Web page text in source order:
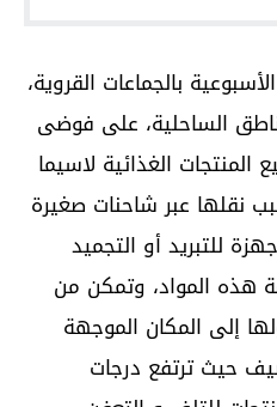
بالجماعات القروية،
الساحلية، على فوضى
الغذائية لاسيما
نقلها عبر شاحنات صغيرة
للتبريد أو التجميد
هذه المواد، وتمكن من
إلى المكان الموجهة
حيث ترتفع درجات